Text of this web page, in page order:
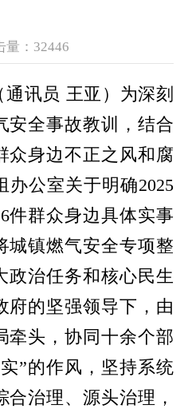
量：32446
讯员 王亚）为深刻
安全事故教训，结合
众身边不正之风和腐
办公室关于明确2025
件群众身边具体实事
城镇燃气安全专项整
政治任务和核心民生
府的坚强领导下，由
牵头，协同十余个部
”的作风，坚持系统
治理、源头治理，